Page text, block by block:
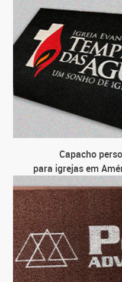
Capacho
para igrejas em